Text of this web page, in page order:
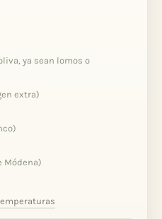
ya sean lomos o
extra)
Módena)